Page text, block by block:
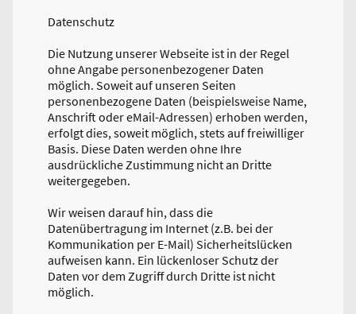
Datenschutz
Die Nutzung unserer Webseite ist in der Regel
ohne Angabe personenbezogener Daten
möglich. Soweit auf unseren Seiten
personenbezogene Daten (beispielsweise Name,
Anschrift oder eMail-Adressen) erhoben werden,
erfolgt dies, soweit möglich, stets auf freiwilliger
Basis. Diese Daten werden ohne Ihre
ausdrückliche Zustimmung nicht an Dritte
weitergegeben.
Wir weisen darauf hin, dass die
Datenübertragung im Internet (z.B. bei der
Kommunikation per E-Mail) Sicherheitslücken
aufweisen kann. Ein lückenloser Schutz der
Daten vor dem Zugriff durch Dritte ist nicht
möglich.